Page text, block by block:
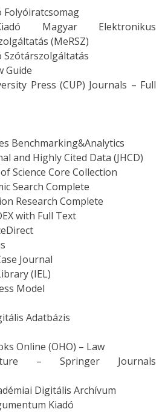
Folyóiratcsomag
Magyar Elektronikus
(MeRSZ)
Szótárszolgáltatás
Guide
Press (CUP) Journals – Full
Benchmarking&Analytics
and Highly Cited Data (JHCD)
Science Core Collection
Search Complete
Research Complete
with Full Text
Journal
(IEL)
Model
Adatbázis
Online (OHO) – Law
– Springer Journals
Digitális Archívum
Kiadó